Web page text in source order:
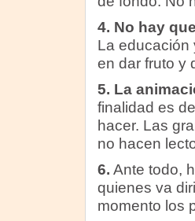
4. No hay
La educación
en dar fruto y
5. La
finalidad es
hacer. Las
no hacen
6. Ante todo,
quienes va
momento los